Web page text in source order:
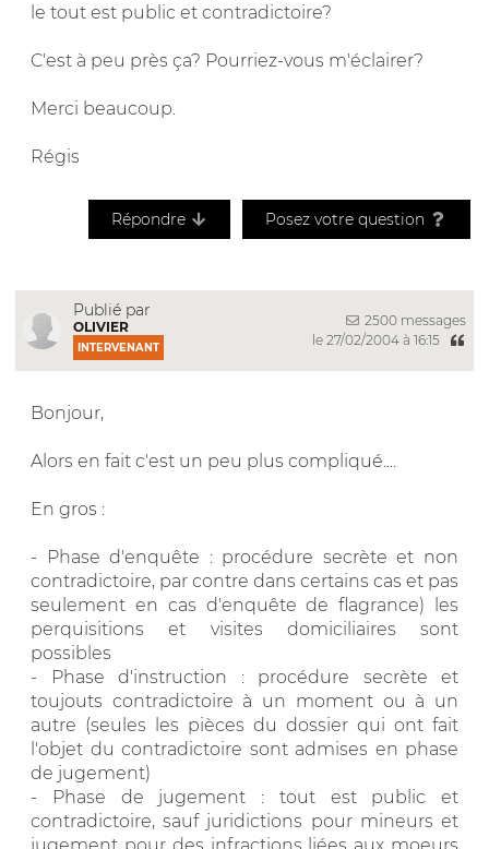
le tout est public et contradictoire?
C'est à peu près ça? Pourriez-vous m'éclairer?
Merci beaucoup.
Régis
Répondre Posez votre question
Publié par
OLIVIER
INTERVENANT
2500 messages
le 27/02/2004 à 16:15
Bonjour,
Alors en fait c'est un peu plus compliqué....
En gros :
- Phase d'enquête : procédure secrète et non
contradictoire, par contre dans certains cas et pas
seulement en cas d'enquête de flagrance) les
perquisitions et visites domiciliaires sont
possibles
- Phase d'instruction : procédure secrète et
toujouts contradictoire à un moment ou à un
autre (seules les pièces du dossier qui ont fait
l'objet du contradictoire sont admises en phase
de jugement)
- Phase de jugement : tout est public et
contradictoire, sauf juridictions pour mineurs et
jugement pour des infractions liées aux moeurs